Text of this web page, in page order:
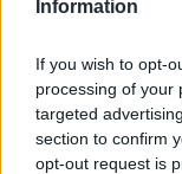
Information
If you wish to opt-
processing of your
targeted
section to confirm
opt-out request is